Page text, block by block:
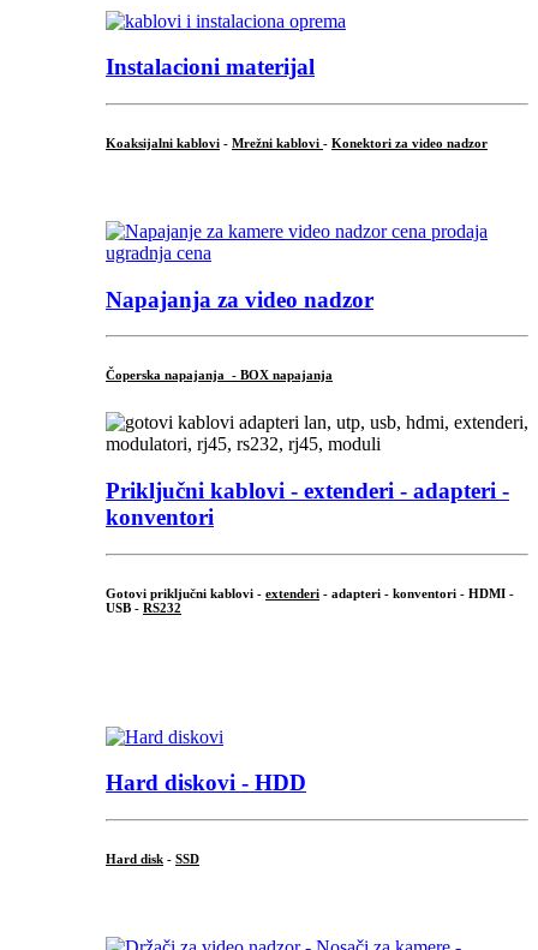
Instalacioni materijal
Koaksijalni kablovi - Mrežni kablovi - Konektori za video nadzor
Napajanja za video nadzor
Čoperska napajanja - BOX napajanja
Priključni kablovi - extenderi - adapteri -
konventori
Gotovi priključni kablovi - extenderi - adapteri - konventori - HDMI -
USB - RS232
Hard diskovi - HDD
Hard disk - SSD